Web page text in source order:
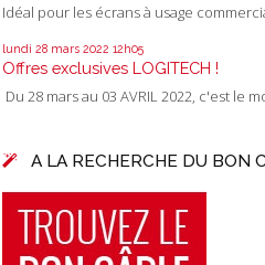
Idéal pour les écrans à usage
lundi 28 mars 2022 12h05
Offres exclusives LOGITECH !
Du 28 mars au 03 AVRIL 2022, c'est le
A LA RECHERCHE DU BON